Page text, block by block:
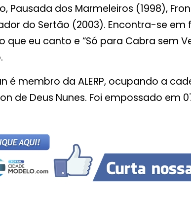
Pausada dos Marmeleiros (1998),
do Sertão (2003). Encontra-se em
que eu canto e “Só para Cabra sem
é membro da ALERP, ocupando a
de Deus Nunes. Foi empossado em